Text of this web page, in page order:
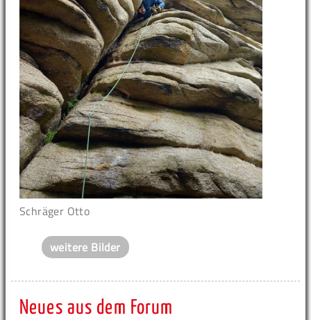
Schräger Otto
weitere Bilder
Neues aus dem Forum